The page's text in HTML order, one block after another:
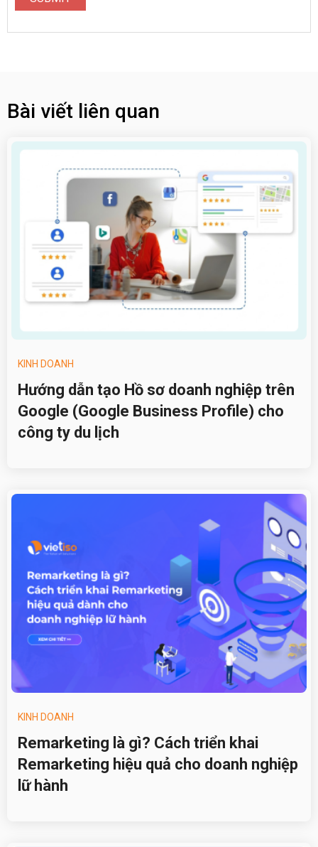
Bài viết liên quan
KINH DOANH
Hướng dẫn tạo Hồ sơ doanh nghiệp trên
Google (Google Business Profile) cho
công ty du lịch
KINH DOANH
Remarketing là gì? Cách triển khai
Remarketing hiệu quả cho doanh nghiệp
lữ hành